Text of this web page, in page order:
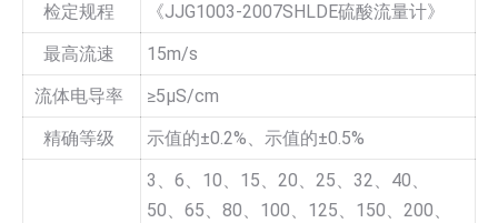
检定规程
《JJG1003-2007SHLDE硫酸流量计》
最高流速
15m/s
流体电导率
≥5µS/cm
精确等级
示值的±0.2%、示值的±0.5%
3、6、10、15、20、25、32、40、
50、65、80、100、125、150、200、